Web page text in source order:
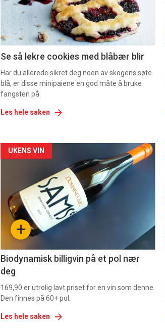
Se så lekre cookies med blåbær blir
Har du allerede sikret deg noen av skogens søte
blå, er disse minipaiene en god måte å bruke
fangsten på.
Les hele saken
Forsiden
akkurat
nå
-
+
UKENS VIN
Biodynamisk billigvin på et pol nær
deg
169,90 er utrolig lavt priset for en vin som denne.
Den finnes på 60+ pol.
Les hele saken